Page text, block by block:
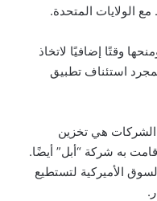
الولايات المتحدة.
وقتًا إضافيًا لاتخاذ
استئناف تطبيق
الشركات هي تخزين
به شركة “أبل” أيضًا.
الأميركية لتستطيع